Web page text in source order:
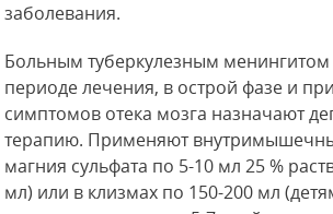
заболевания.
Больным туберкулезным
периоде лечения, в острой фазе и
симптомов отека мозга назначают
терапию. Применяют
магния сульфата по 5-10 мл 25 %
мл) или в клизмах по 150-200 мл